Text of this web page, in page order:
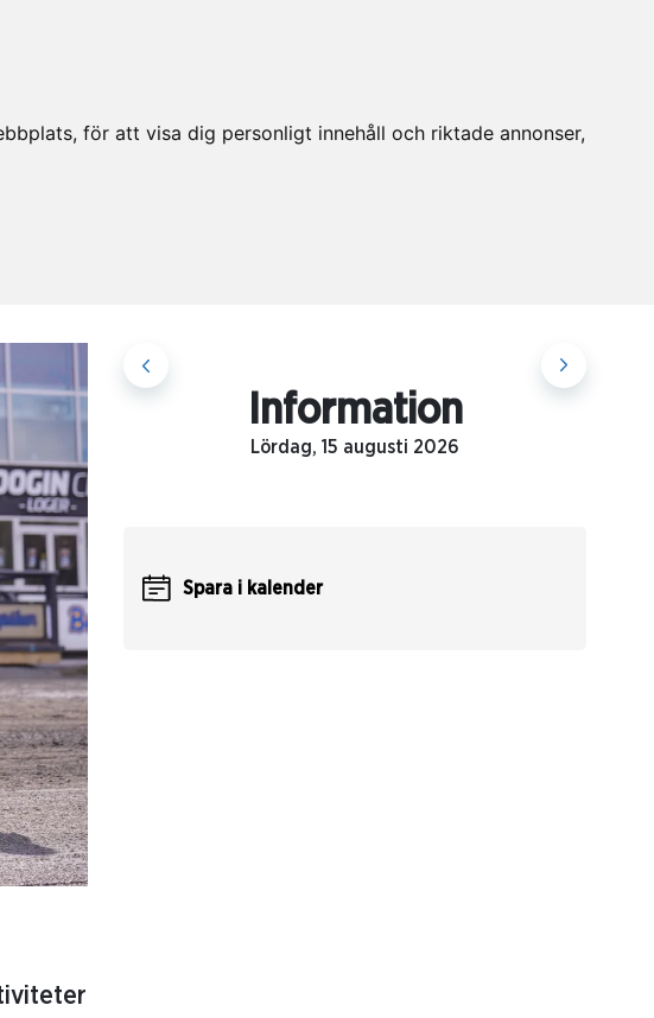
för att visa dig personligt innehåll och riktade annonser,
Information
Lördag, 15 augusti 2026
Spara i kalender